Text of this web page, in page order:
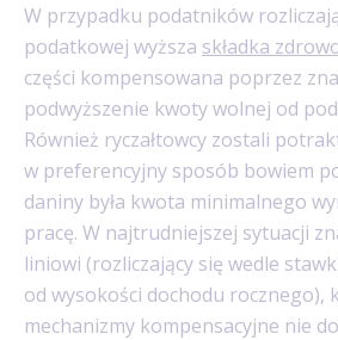
W przypadku podatników
podatkowej wyższa składka
części kompensowana poprzez
podwyższenie kwoty wolnej od
Również ryczałtowcy zostali
w preferencyjny sposób bowiem
daniny była kwota minimalnego
pracę. W najtrudniejszej sytuacji
liniowi (rozliczający się wedle
od wysokości dochodu rocznego),
mechanizmy kompensacyjne nie